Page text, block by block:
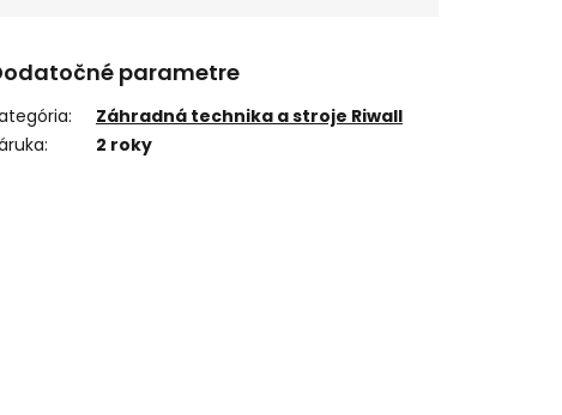
parametre
:
Záhradná technika a stroje Riwall
: 2 roky